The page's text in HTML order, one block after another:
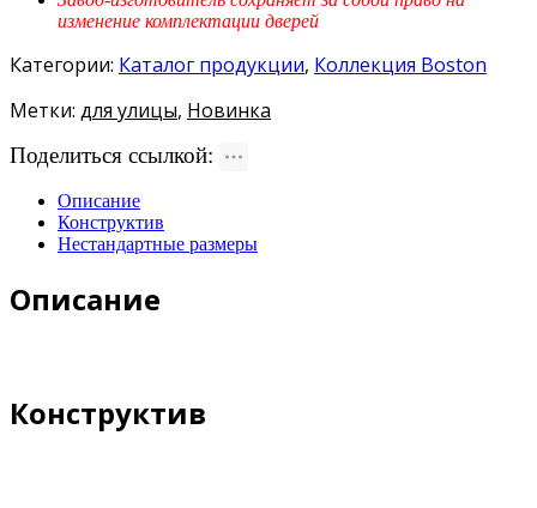
изменение комплектации дверей
Категории: Каталог продукции, Коллекция Boston
Метки: для улицы, Новинка
Поделиться ссылкой:
Описание
Конструктив
Нестандартные размеры
Описание
Конструктив